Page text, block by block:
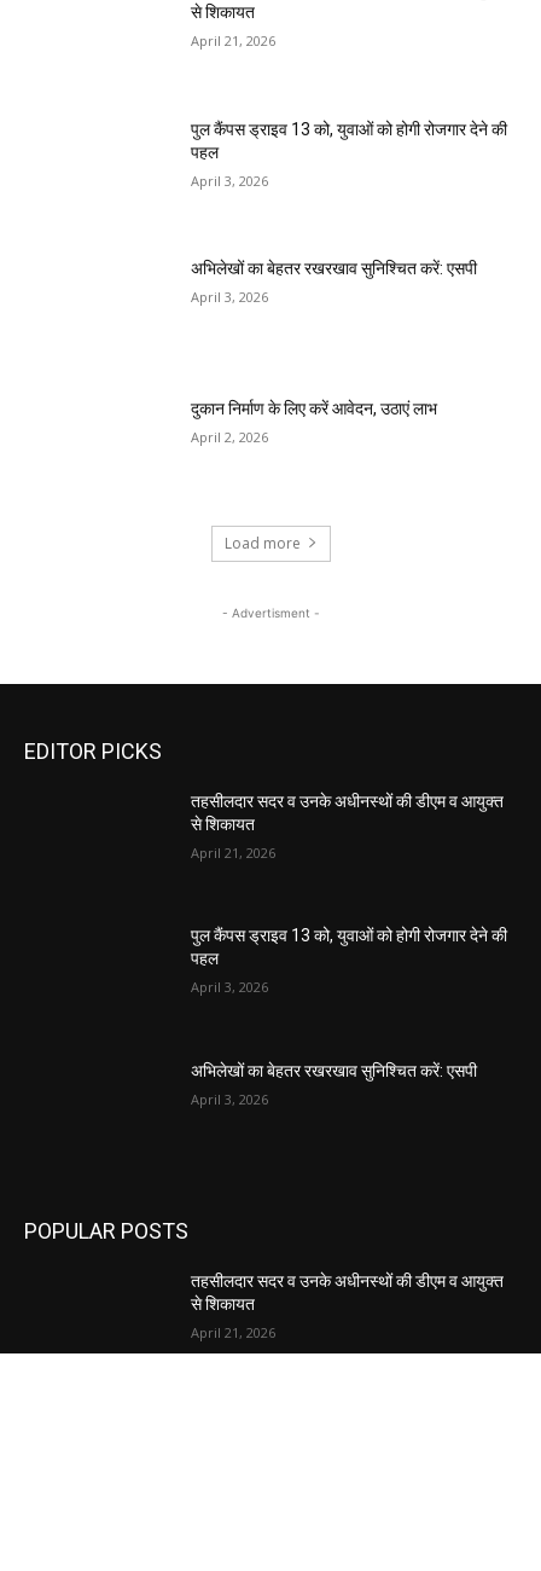
से शिकायत
April 21, 2026
पुल कैंपस ड्राइव 13 को, युवाओं को होगी रोजगार देने की
पहल
April 3, 2026
अभिलेखों का बेहतर रखरखाव सुनिश्चित करें: एसपी
April 3, 2026
दुकान निर्माण के लिए करें आवेदन, उठाएं लाभ
April 2, 2026
Load more
- Advertisment -
EDITOR PICKS
तहसीलदार सदर व उनके अधीनस्थों की डीएम व आयुक्त
से शिकायत
April 21, 2026
पुल कैंपस ड्राइव 13 को, युवाओं को होगी रोजगार देने की
पहल
April 3, 2026
अभिलेखों का बेहतर रखरखाव सुनिश्चित करें: एसपी
April 3, 2026
POPULAR POSTS
तहसीलदार सदर व उनके अधीनस्थों की डीएम व आयुक्त
से शिकायत
April 21, 2026